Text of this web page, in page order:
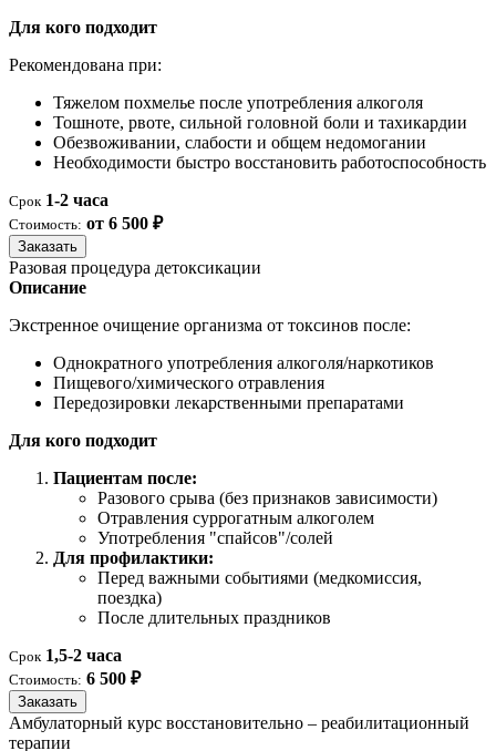
Для кого подходит
Рекомендована при:
Тяжелом похмелье после употребления алкоголя
Тошноте, рвоте, сильной головной боли и тахикардии
Обезвоживании, слабости и общем недомогании
Необходимости быстро восстановить работоспособность
Срок 1-2 часа
Стоимость: от 6 500 ₽
Заказать
Разовая процедура детоксикации
Описание
Экстренное очищение организма от токсинов после:
Однократного употребления алкоголя/наркотиков
Пищевого/химического отравления
Передозировки лекарственными препаратами
Для кого подходит
Пациентам после:
Разового срыва (без признаков зависимости)
Отравления суррогатным алкоголем
Употребления "спайсов"/солей
Для профилактики:
Перед важными событиями (медкомиссия,
поездка)
После длительных праздников
Срок 1,5-2 часа
Стоимость: 6 500 ₽
Заказать
Амбулаторный курс восстановительно – реабилитационный
терапии